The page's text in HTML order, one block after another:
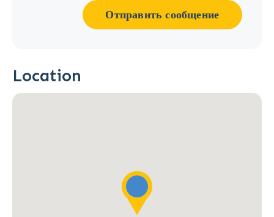
Отправить сообщение
Location